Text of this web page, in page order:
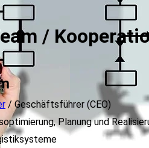
/
/ Geschäftsführer (CEO)
Planung und